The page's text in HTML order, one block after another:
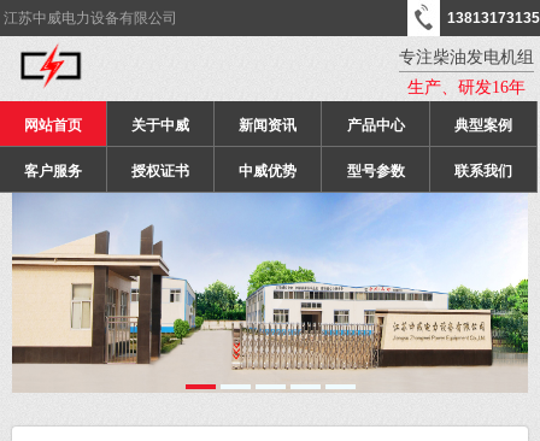
江苏中威电力设备有限公司 13813173135
专注柴油发电机组
生产、研发16年
网站首页 关于中威 新闻资讯 产品中心 典型案例
客户服务 授权证书 中威优势 型号参数 联系我们